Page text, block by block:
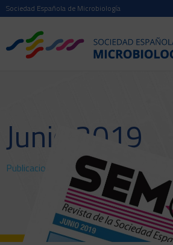
Sociedad Española de Microbiología
Junio 2019
Publicaciones SEM@foro> Junio 2019